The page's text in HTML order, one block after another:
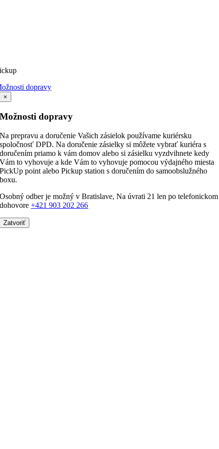
dopravy
×
Možnosti dopravy
Na prepravu a doručenie Vašich zásielok používame kuriérsku
spoločnosť DPD. Na doručenie zásielky si môžete vybrať kuriéra s
doručením priamo k vám domov alebo si zásielku vyzdvihnete kedy
Vám to vyhovuje a kde Vám to vyhovuje pomocou výdajného miesta
PickUp point alebo Pickup station s doručením do samoobslužného
boxu.
Osobný odber je možný v Bratislave, Na úvrati 21 len po telefonickom
dohovore+421 903 202 266
Zatvoriť